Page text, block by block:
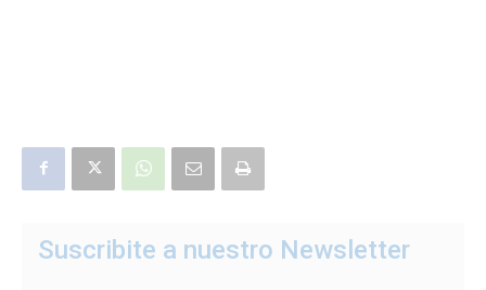
Suscribite a nuestro Newsletter